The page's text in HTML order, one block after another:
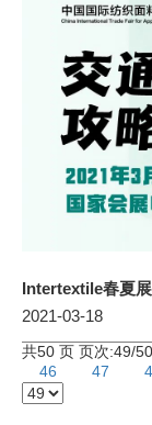
Intertextile春夏
2021-03-18
共50 页 页次:49/
46
47